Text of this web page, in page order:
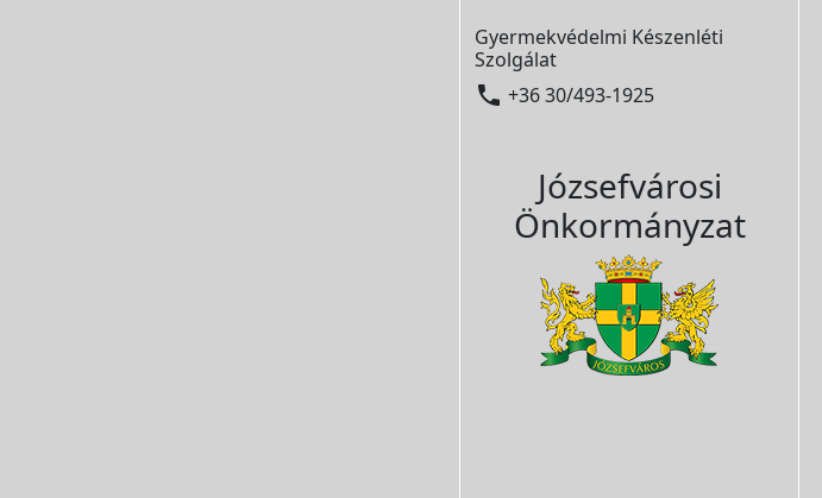
Gyermekvédelmi Készenléti
Szolgálat
 +36 30/493-1925
Józsefvárosi
Önkormányzat